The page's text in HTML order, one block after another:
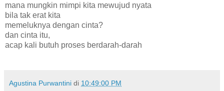
mana mungkin mimpi kita mewujud nyata
bila tak erat kita
memeluknya dengan cinta?
dan cinta itu,
acap kali butuh proses berdarah-darah
Agustina Purwantini di 10:49:00 PM